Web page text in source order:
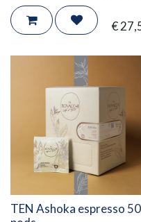
€
TEN Ashoka espresso 50